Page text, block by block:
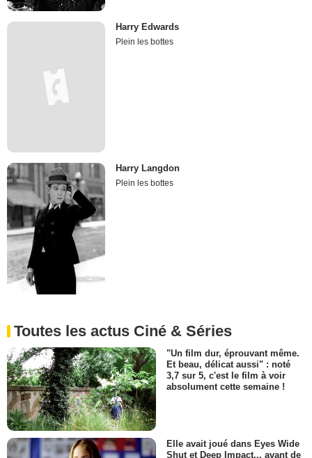
Harry Edwards
Plein les bottes
Harry Langdon
Plein les bottes
Toutes les actus Ciné & Séries
"Un film dur, éprouvant même.
Et beau, délicat aussi" : noté
3,7 sur 5, c'est le film à voir
absolument cette semaine !
Elle avait joué dans Eyes Wide
Shut et Deep Impact... avant de